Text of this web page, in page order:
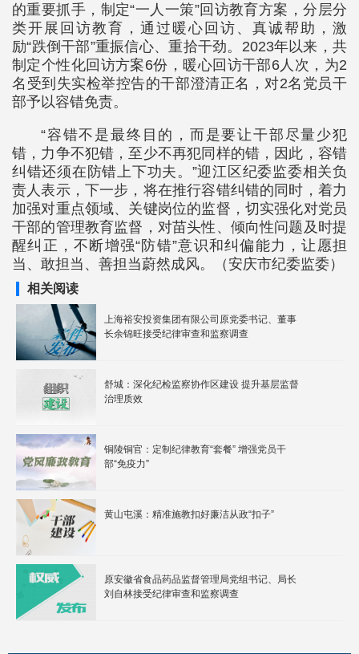
的重要抓手，制定“一人一策”回访教育方案，分层分
类开展回访教育，通过暖心回访、真诚帮助，激
励“跌倒干部”重振信心、重拾干劲。2023年以来，共
制定个性化回访方案6份，暖心回访干部6人次，为2
名受到失实检举控告的干部澄清正名，对2名党员干
部予以容错免责。
“容错不是最终目的，而是要让干部尽量少犯
错，力争不犯错，至少不再犯同样的错，因此，容错
纠错还须在防错上下功夫。”迎江区纪委监委相关负
责人表示，下一步，将在推行容错纠错的同时，着力
加强对重点领域、关键岗位的监督，切实强化对党员
干部的管理教育监督，对苗头性、倾向性问题及时提
醒纠正，不断增强“防错”意识和纠偏能力，让愿担
当、敢担当、善担当蔚然成风。（安庆市纪委监委）
相关阅读
上海裕安投资集团有限公司原党委书记、董事
长余锦旺接受纪律审查和监察调查
舒城：深化纪检监察协作区建设 提升基层监督
治理质效
铜陵铜官：定制纪律教育“套餐” 增强党员干
部“免疫力”
黄山屯溪：精准施教扣好廉洁从政“扣子”
原安徽省食品药品监督管理局党组书记、局长
刘自林接受纪律审查和监察调查